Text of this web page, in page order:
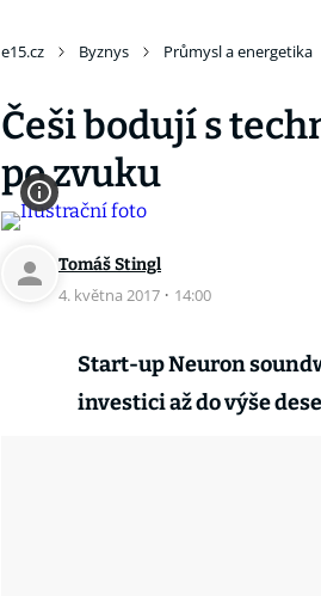
e15.cz Byznys Průmysl a energetika
Češi bodují s
po zvuku
Tomáš Stingl
4. května 2017 · 14:00
Start-up Neuron
investici až do výše